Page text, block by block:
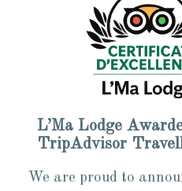
L’Ma Lodge
TripAdvisor
We are proud to